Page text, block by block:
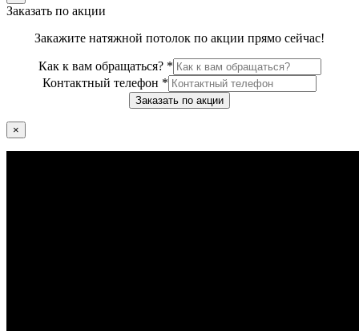
Заказать по акции
Закажите натяжной потолок по акции прямо сейчас!
Как к вам обращаться? *
Контактный телефон *
Заказать по акции
×